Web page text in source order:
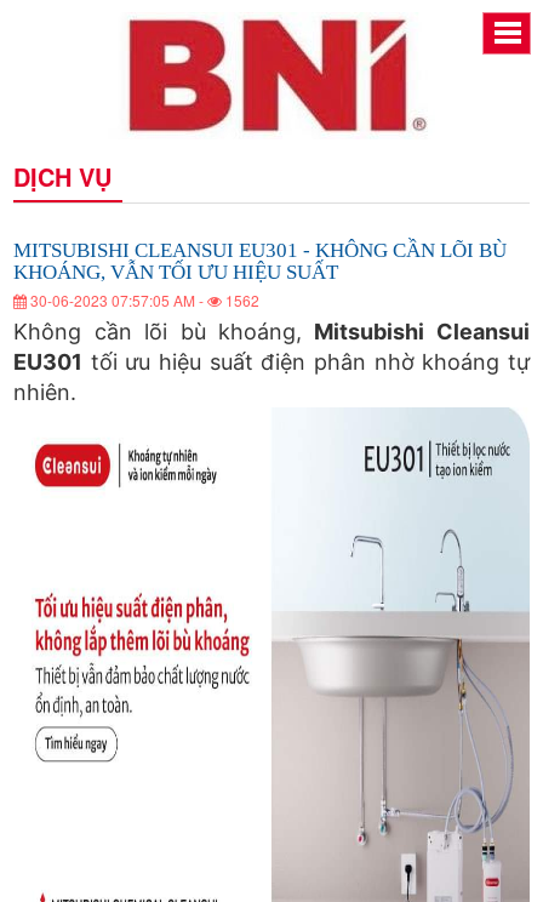
MITSUBISHI
CLEANSUI
EU301
-
KHÔNG
CẦN
LÕI
BÙ
VẪN
TỐI
ƯU
HIỆU
MITSUBISHI
CLEANSUI
EU301
-
KHÔNG
CẦN
LÕI
BÙ
KHOÁNG,
ƯU
HIỆU
SUẤT
MITSUBISHI
CLEANSUI
-
KHÔNG
CẦN
LÕI
BÙ
VẪN
TỐI
MITSUBISHI
CLEANSUI
EU301
KHÔNG
CẦN
LÕI
BÙ
KHOÁNG,
VẪN
TỐI
HIỆU
SUẤT
CLEANSUI
EU301
CẦN
LÕI
BÙ
KHOÁNG,
VẪN
TỐI
ƯU
HIỆU
SUẤT
CLEANSUI
EU301
-
LÕI
BÙ
KHOÁNG,
VẪN
ƯU
HIỆU
SUẤT
DỊCH VỤ
MITSUBISHI CLEANSUI EU301 - KHÔNG CẦN LÕI BÙ
KHOÁNG, VẪN TỐI ƯU HIỆU SUẤT
30-06-2023 07:57:05 AM - 1562
Không cần lõi bù khoáng, Mitsubishi Cleansui
EU301 tối ưu hiệu suất điện phân nhờ khoáng tự
nhiên.